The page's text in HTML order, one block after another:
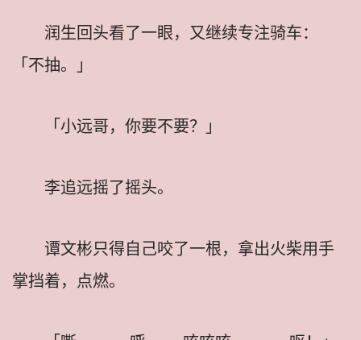
润生回头看了一眼，又继续专注骑车：
「不抽。」
「小远哥，你要不要？」
李追远摇了摇头。
谭文彬只得自己咬了一根，拿出火柴用手
掌挡着，点燃。